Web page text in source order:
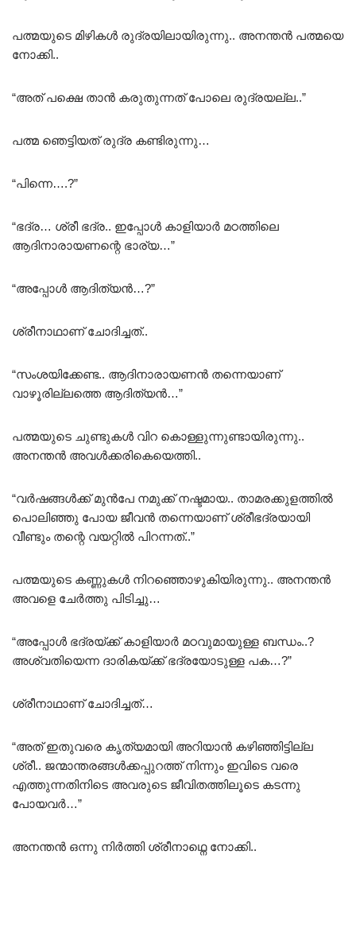
പത്മയുടെ മിഴികൾ രുദ്രയിലായിരുന്നു.. അനന്തൻ പത്മയെ
നോക്കി..
“അത് പക്ഷെ താൻ കരുതുന്നത് പോലെ രുദ്രയല്ല..”
പത്മ ഞെട്ടിയത് രുദ്ര കണ്ടിരുന്നു…
“പിന്നെ….?”
“ഭദ്ര… ശ്രീ ഭദ്ര.. ഇപ്പോൾ കാളിയാർ മഠത്തിലെ
ആദിനാരായണന്റെ ഭാര്യ…”
“അപ്പോൾ ആദിത്യൻ…?”
ശ്രീനാഥാണ് ചോദിച്ചത്..
“സംശയിക്കേണ്ട.. ആദിനാരായണൻ തന്നെയാണ്
വാഴൂരില്ലത്തെ ആദിത്യൻ…”
പത്മയുടെ ചുണ്ടുകൾ വിറ കൊള്ളുന്നുണ്ടായിരുന്നു..
അനന്തൻ അവൾക്കരികെയെത്തി..
“വർഷങ്ങൾക്ക് മുൻപേ നമുക്ക് നഷ്ടമായ.. താമരക്കുളത്തിൽ
പൊലിഞ്ഞു പോയ ജീവൻ തന്നെയാണ് ശ്രീഭദ്രയായി
വീണ്ടും തന്റെ വയറ്റിൽ പിറന്നത്..”
പത്മയുടെ കണ്ണുകൾ നിറഞ്ഞൊഴുകിയിരുന്നു.. അനന്തൻ
അവളെ ചേർത്തു പിടിച്ചു…
“അപ്പോൾ ഭദ്രയ്ക്ക് കാളിയാർ മഠവുമായുള്ള ബന്ധം..?
അശ്വതിയെന്ന ദാരികയ്ക്ക് ഭദ്രയോടുള്ള പക…?”
ശ്രീനാഥാണ് ചോദിച്ചത്…
“അത് ഇതുവരെ കൃത്യമായി അറിയാൻ കഴിഞ്ഞിട്ടില്ല
ശ്രീ.. ജന്മാന്തരങ്ങൾക്കപ്പുറത്ത് നിന്നും ഇവിടെ വരെ
എത്തുന്നതിനിടെ അവരുടെ ജീവിതത്തിലൂടെ കടന്നു
പോയവർ…”
അനന്തൻ ഒന്നു നിർത്തി ശ്രീനാഥ്നെ നോക്കി..